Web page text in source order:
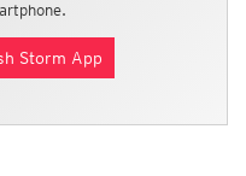
Storm App